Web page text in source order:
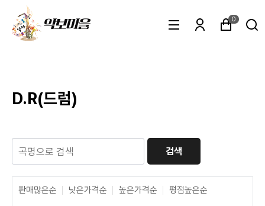
0
D.R(드럼)
검색
판매많은순 낮은가격순 높은가격순 평점높은순